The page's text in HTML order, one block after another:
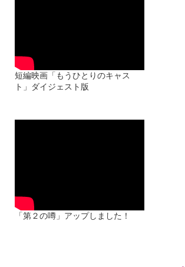
短編映画「もうひとりのキャス
ト」ダイジェスト版
「第２の噂」アップしました！